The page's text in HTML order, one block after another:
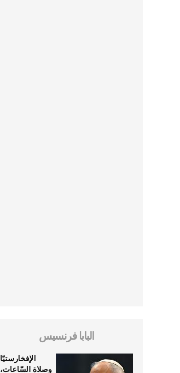
البابا فرنسيس
الإفخارستيّا
وصلاة السّاعات،